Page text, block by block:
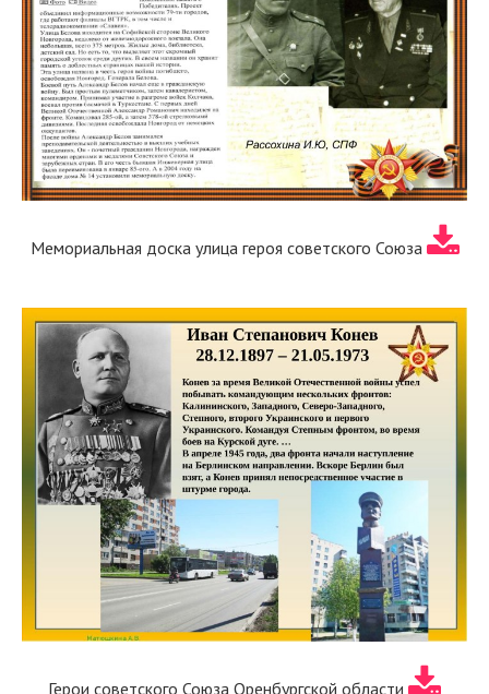
Мемориальная доска улица героя советского Союза
Герои советского Союза Оренбургской области